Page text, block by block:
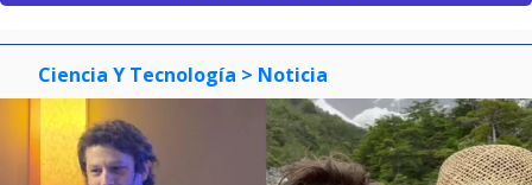
Ciencia Y Tecnología > Noticia